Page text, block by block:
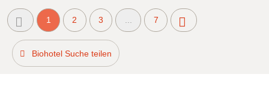
1 2 3 7
Biohotel Suche teilen